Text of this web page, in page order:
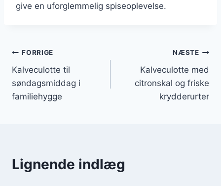
give en uforglemmelig spiseoplevelse.
Indlægsnavigation
FORRIGE
Kalveculotte til
søndagsmiddag i
familiehygge
NÆSTE
Kalveculotte med
citronskal og friske
krydderurter
Lignende indlæg